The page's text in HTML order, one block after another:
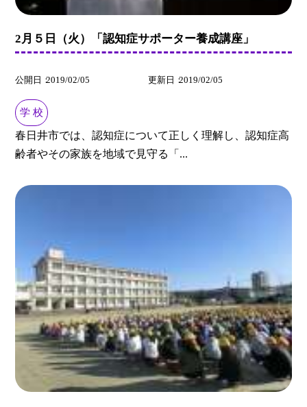
2月５日（火）「認知症サポーター養成講座」
公開日 2019/02/05 更新日 2019/02/05
学 校
春日井市では、認知症について正しく理解し、認知症高
齢者やその家族を地域で見守る「...